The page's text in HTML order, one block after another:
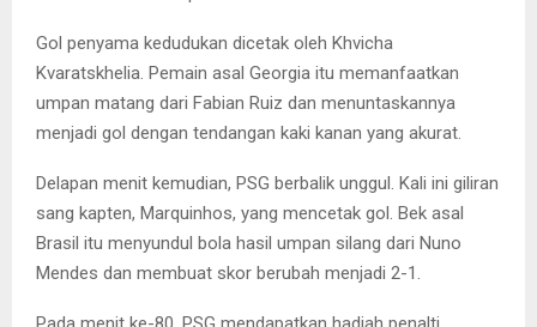
Gol penyama kedudukan dicetak oleh Khvicha
Kvaratskhelia. Pemain asal Georgia itu memanfaatkan
umpan matang dari Fabian Ruiz dan menuntaskannya
menjadi gol dengan tendangan kaki kanan yang akurat.
Delapan menit kemudian, PSG berbalik unggul. Kali ini giliran
sang kapten, Marquinhos, yang mencetak gol. Bek asal
Brasil itu menyundul bola hasil umpan silang dari Nuno
Mendes dan membuat skor berubah menjadi 2-1.